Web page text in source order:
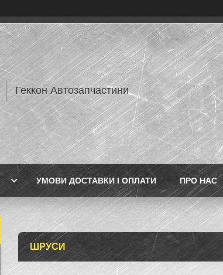
Геккон Автозапчастини
УМОВИ ДОСТАВКИ І ОПЛАТИ ПРО НАС
ШРУСИ